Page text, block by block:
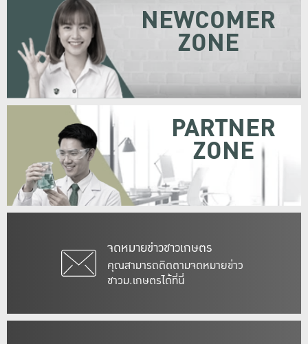
จดหมายข่าวชาวเกษตร
คุณสามารถติดตามจดหมายข่าว
ชาวม.เกษตรได้ที่นี่
NEWCOMER
ZONE
PARTNER
ZONE